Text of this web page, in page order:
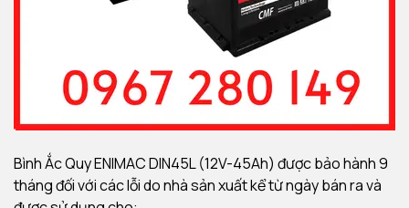
Bình Ắc Quy ENIMAC DIN45L (12V-45Ah) được bảo hành 9
tháng đối với các lỗi do nhà sản xuất kể từ ngày bán ra và